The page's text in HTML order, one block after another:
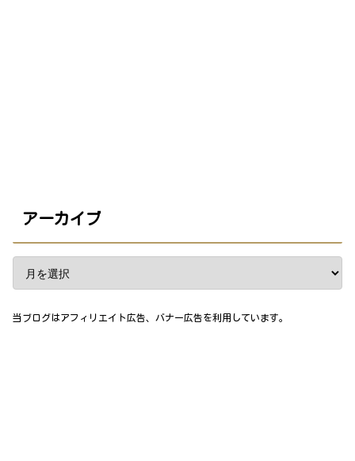
アーカイブ
当ブログはアフィリエイト広告、バナー広告を利用しています。